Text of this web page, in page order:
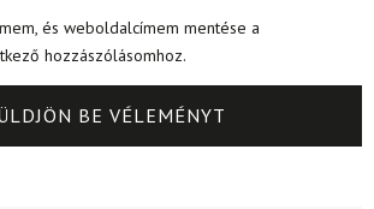
és weboldalcímem mentése a
hozzászólásomhoz.